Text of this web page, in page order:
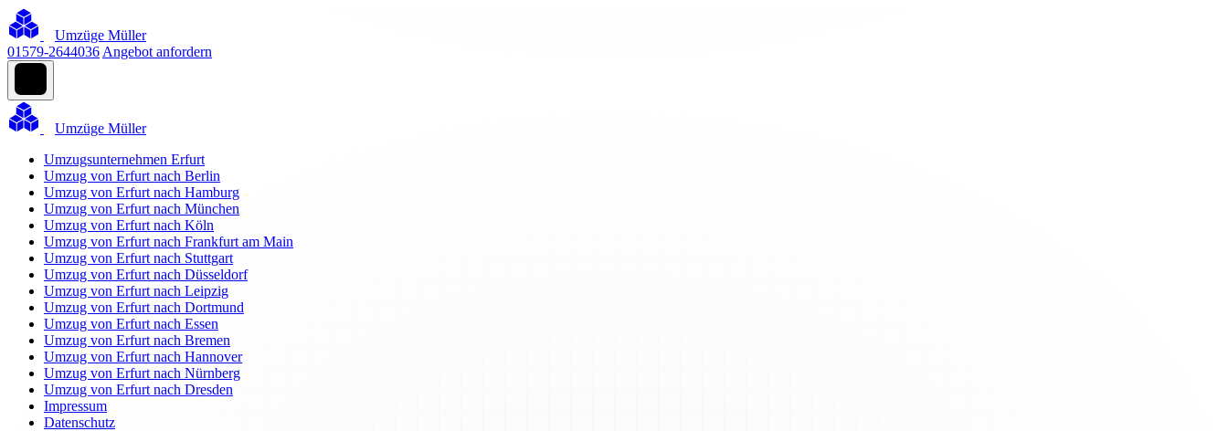
Umzüge Müller
01579-2644036 Angebot anfordern
Umzüge Müller
Umzugsunternehmen Erfurt
Umzug von Erfurt nach Berlin
Umzug von Erfurt nach Hamburg
Umzug von Erfurt nach München
Umzug von Erfurt nach Köln
Umzug von Erfurt nach Frankfurt am Main
Umzug von Erfurt nach Stuttgart
Umzug von Erfurt nach Düsseldorf
Umzug von Erfurt nach Leipzig
Umzug von Erfurt nach Dortmund
Umzug von Erfurt nach Essen
Umzug von Erfurt nach Bremen
Umzug von Erfurt nach Hannover
Umzug von Erfurt nach Nürnberg
Umzug von Erfurt nach Dresden
Impressum
Datenschutz